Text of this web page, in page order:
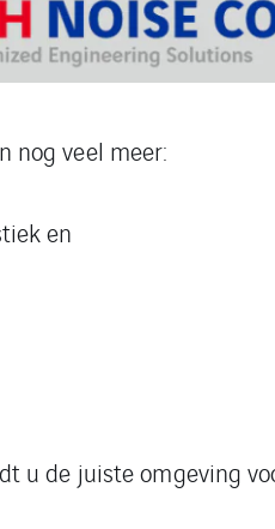
nog veel meer:
en
u de juiste omgeving